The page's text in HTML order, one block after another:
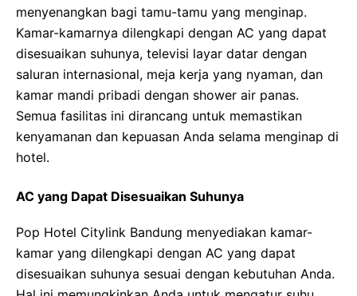
menyenangkan bagi tamu-tamu yang menginap.
Kamar-kamarnya dilengkapi dengan AC yang dapat
disesuaikan suhunya, televisi layar datar dengan
saluran internasional, meja kerja yang nyaman, dan
kamar mandi pribadi dengan shower air panas.
Semua fasilitas ini dirancang untuk memastikan
kenyamanan dan kepuasan Anda selama menginap di
hotel.
AC yang Dapat Disesuaikan Suhunya
Pop Hotel Citylink Bandung menyediakan kamar-
kamar yang dilengkapi dengan AC yang dapat
disesuaikan suhunya sesuai dengan kebutuhan Anda.